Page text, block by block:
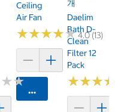
★★
★★
Ceiling
Air Fan
★★★★★
★★★★★4.0 (13)
카트에 담기
개
Daelim
Bath D-
Clean
Filter 12
Pack
★★★
★★★